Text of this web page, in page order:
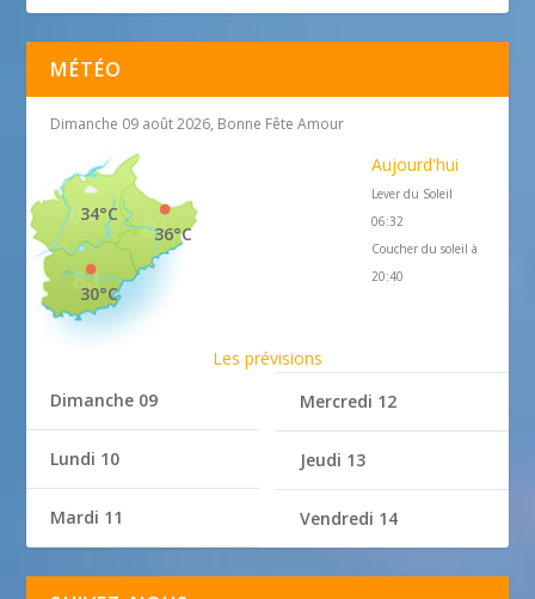
MÉTÉO
Dimanche 09 août 2026, Bonne Fête Amour
36°C
34°C
30°C
Aujourd'hui
Lever du Soleil
06:32
Coucher du soleil à
20:40
Les prévisions
Dimanche 09
Lundi 10
Mardi 11
Mercredi 12
Jeudi 13
Vendredi 14